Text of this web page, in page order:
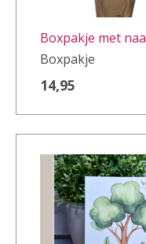
Boxpakje met
Boxpakje
14,95